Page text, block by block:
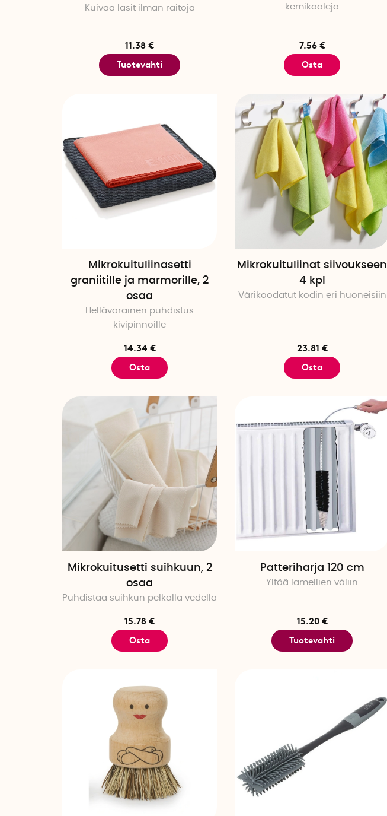
Kuivaa lasit ilman raitoja
11.38 €
Tuotevahti
kemikaaleja
7.56 €
Osta
Mikrokuituliinasetti
graniitille ja marmorille, 2
osaa
Hellävarainen puhdistus
kivipinnoille
14.34 €
Osta
Mikrokuituliinat siivoukseen
4 kpl
Värikoodatut kodin eri huoneisiin
23.81 €
Osta
Mikrokuitusetti suihkuun, 2
osaa
Puhdistaa suihkun pelkällä vedellä
15.78 €
Osta
Patteriharja 120 cm
Yltää lamellien väliin
15.20 €
Tuotevahti